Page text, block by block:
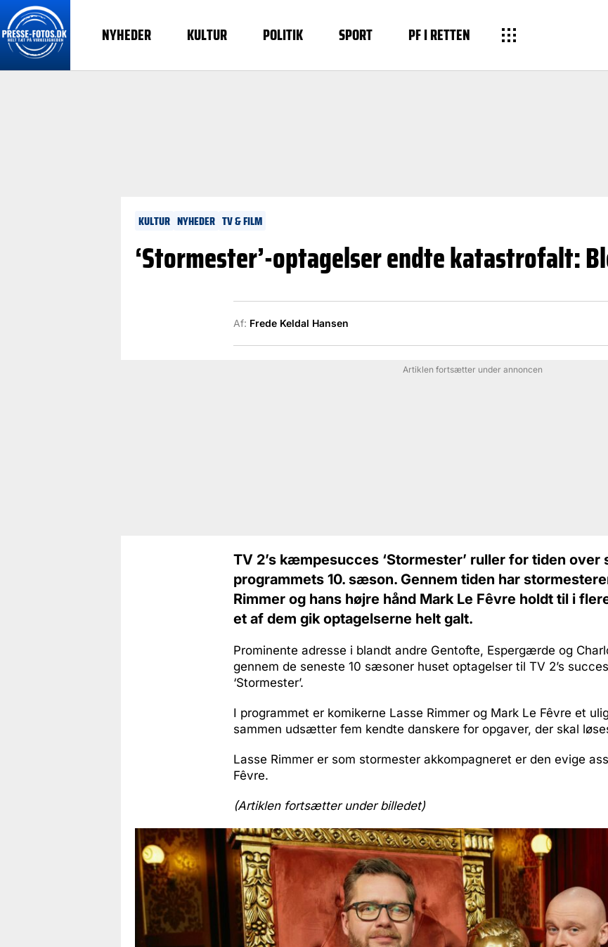
NYHEDER KULTUR POLITIK SPORT PF I RETTEN
KULTUR NYHEDER TV & FILM
‘Stormester’-optagelser endte katastrofalt:
Af: Frede Keldal Hansen
Artiklen fortsætter under annoncen
TV 2’s kæmpesucces ‘Stormester’ ruller for tiden
programmets 10. sæson. Gennem tiden har
Rimmer og hans højre hånd Mark Le Fêvre holdt til i
et af dem gik optagelserne helt galt.
Prominente adresse i blandt andre Gentofte, Espergærde og
gennem de seneste 10 sæsoner huset optagelser til TV 2’s
‘Stormester’.
I programmet er komikerne Lasse Rimmer og Mark Le Fêvre et
sammen udsætter fem kendte danskere for opgaver, der skal
Lasse Rimmer er som stormester akkompagneret er den evige
Fêvre.
(Artiklen fortsætter under billedet)